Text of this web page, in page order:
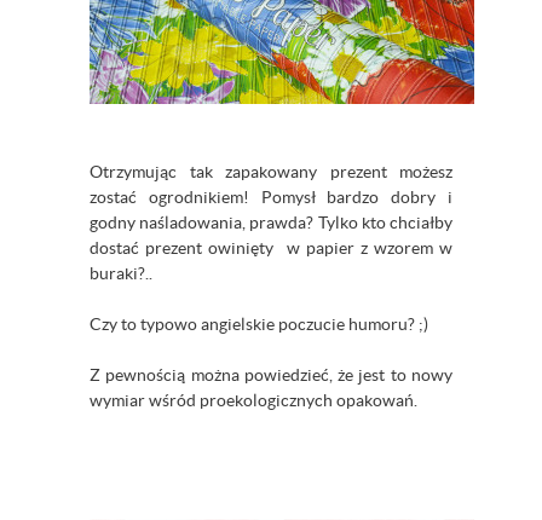
Otrzymując tak zapakowany prezent możesz
zostać ogrodnikiem! Pomysł bardzo dobry i
godny naśladowania, prawda? Tylko kto chciałby
dostać prezent owinięty w papier z wzorem w
buraki?..
Czy to typowo angielskie poczucie humoru? ;)
Z pewnością można powiedzieć, że jest to nowy
wymiar wśród proekologicznych opakowań.